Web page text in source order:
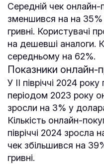
Середній чек онлайн-
зменшився на на
гривні. Користувачі
на дешевші аналоги.
середньому на 62%.
Показники онлайн-
У ІІ півріччі 2024
періодом 2023 року
зросли на 3% у
Кількість онлайн-
півріччі 2024 зросла
чек збільшився на
гривні.